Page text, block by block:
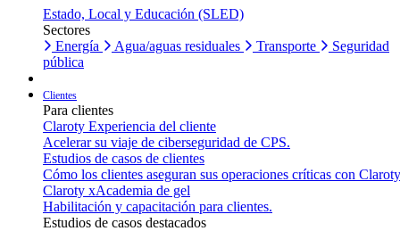
Estado, Local y Educación (SLED)
Sectores
Energía
Agua/aguas residuales Transporte
Seguridad
pública
Clientes
Para clientes
Claroty Experiencia del cliente
Acelerar su viaje de ciberseguridad de CPS.
Estudios de casos de clientes
Cómo los clientes aseguran sus operaciones críticas con
Claroty xAcademia de gel
Habilitación y capacitación para clientes.
Estudios de casos destacados